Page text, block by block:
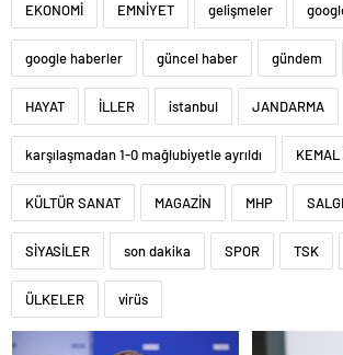
EKONOMİ EMNİYET gelişmeler
google haberler güncel haber gündem
HAYAT İLLER istanbul JANDARMA
karşılaşmadan 1-0 mağlubiyetle ayrıldı KEMAL
KÜLTÜR SANAT MAGAZİN MHP
SİYASİLER son dakika SPOR TSK
ÜLKELER virüs